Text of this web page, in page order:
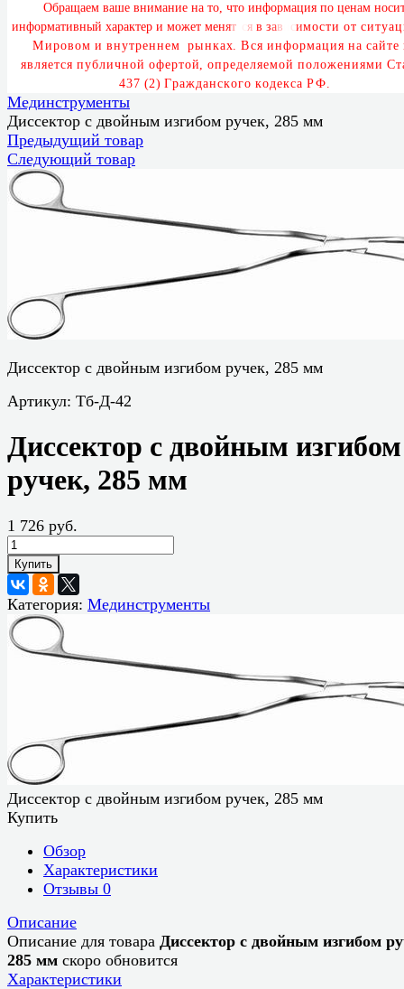
Обращаем ваше внимание на то, что информация по ценам носи
информативный характер и может менят ся в зав исимости от си туац
Мировом и внутреннем рынках. Вся информация на сайте
является публичной офертой, определяемой положениями Ст
437 (2) Гражданского кодекса РФ.
Мединструменты
Диссектор с двойным изгибом ручек, 285 мм
Предыдущий товар
Следующий товар
Диссектор с двойным изгибом ручек, 285 мм
Артикул: Тб-Д-42
Диссектор с двойным изгибом
ручек, 285 мм
1 726 руб.
Купить
Категория: Мединструменты
Диссектор с двойным изгибом ручек, 285 мм
Купить
Обзор
Характеристики
Отзывы 0
Описание
Описание для товара Диссектор с двойным изгибом
285 мм скоро обновится
Характеристики